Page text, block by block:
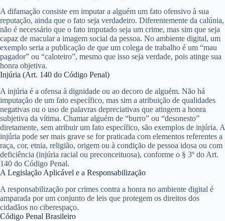
A difamação consiste em imputar a alguém um fato ofensivo à sua
reputação, ainda que o fato seja verdadeiro. Diferentemente da calúnia,
não é necessário que o fato imputado seja um crime, mas sim que seja
capaz de macular a imagem social da pessoa. No ambiente digital, um
exemplo seria a publicação de que um colega de trabalho é um “mau
pagador” ou “caloteiro”, mesmo que isso seja verdade, pois atinge sua
honra objetiva.
Injúria (Art. 140 do Código Penal)
A injúria é a ofensa à dignidade ou ao decoro de alguém. Não há
imputação de um fato específico, mas sim a atribuição de qualidades
negativas ou o uso de palavras depreciativas que atingem a honra
subjetiva da vítima. Chamar alguém de “burro” ou “desonesto”
diretamente, sem atribuir um fato específico, são exemplos de injúria. A
injúria pode ser mais grave se for praticada com elementos referentes a
raça, cor, etnia, religião, origem ou à condição de pessoa idosa ou com
deficiência (injúria racial ou preconceituosa), conforme o § 3º do Art.
140 do Código Penal.
A Legislação Aplicável e a Responsabilização
A responsabilização por crimes contra a honra no ambiente digital é
amparada por um conjunto de leis que protegem os direitos dos
cidadãos no ciberespaço.
Código Penal Brasileiro